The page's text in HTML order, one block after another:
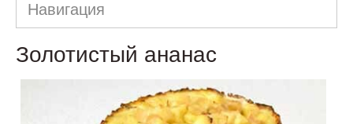
Навигация
Золотистый ананас